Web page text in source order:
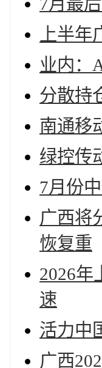
上半
业内：
分散持
南通移
绿控传
7月份
广西将
恢复重
2026年
速
活力中
广西